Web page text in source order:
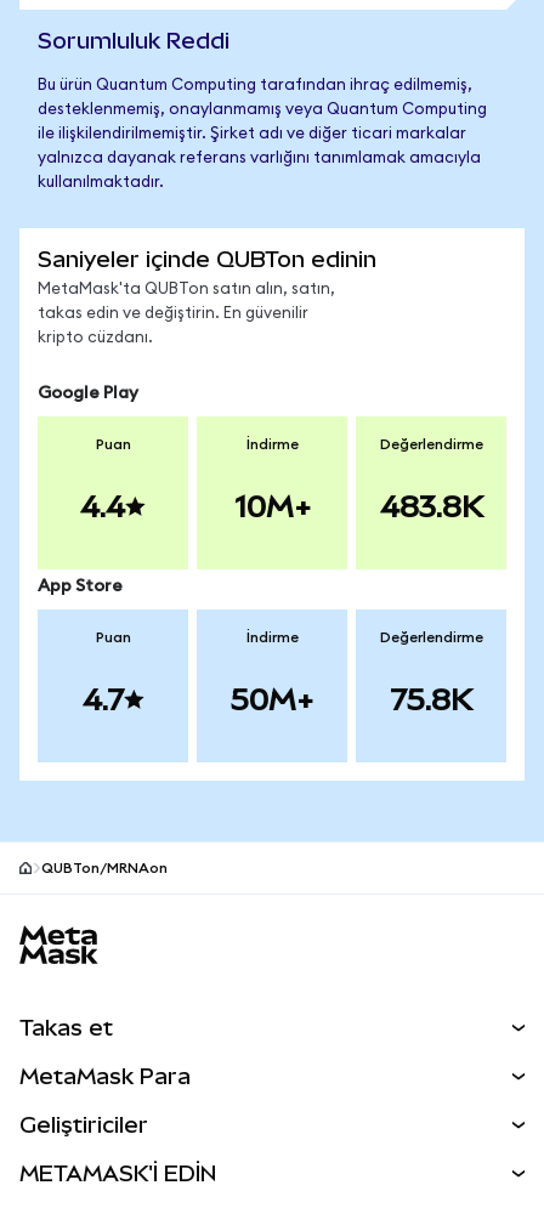
Sorumluluk Reddi
Bu ürün Quantum Computing tarafından ihraç edilmemiş,
desteklenmemiş, onaylanmamış veya Quantum Computing
ile ilişkilendirilmemiştir. Şirket adı ve diğer ticari markalar
yalnızca dayanak referans varlığını tanımlamak amacıyla
kullanılmaktadır.
Saniyeler içinde QUBTon edinin
MetaMask'ta QUBTon satın alın, satın,
takas edin ve değiştirin. En güvenilir
kripto cüzdanı.
Google Play
Puan
4.4
İndirme
10M+
Değerlendirme
483.8K
App Store
Puan
4.7
İndirme
50M+
Değerlendirme
75.8K
QUBTon/MRNAon
Takas et
Perps
RWA'lar
MetaMask Para
Geliştiriciler
METAMASK'İ EDİN